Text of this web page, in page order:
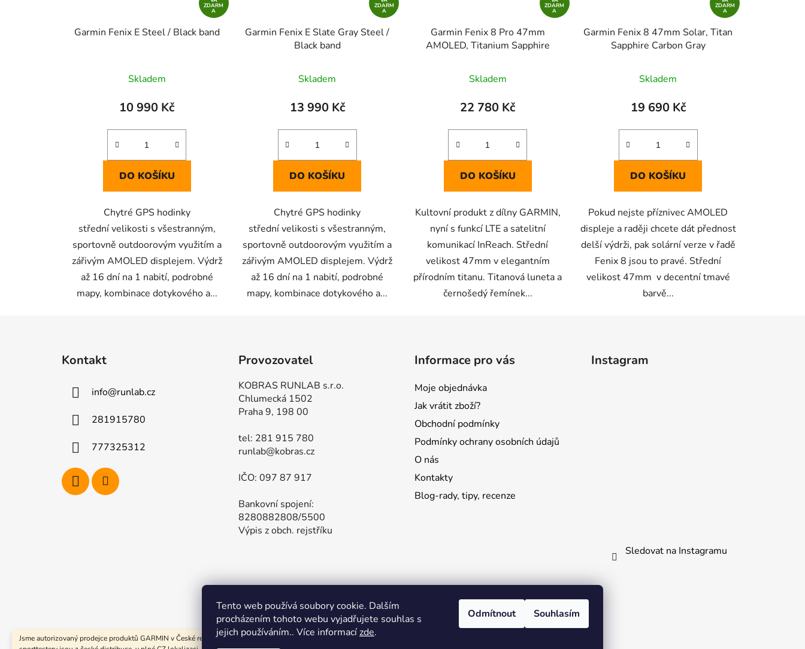
Tento web používá soubory cookie. Dalším
procházením tohoto webu vyjadřujete souhlas s
jejich používáním.. Více informacízde.
Odmítnout Souhlasím
Jsme autorizovaný prodejce produktů GARMIN v České republice. Všechny
ZDARM
A
Garmin Fenix E Steel / Black band
Skladem
10 990 Kč
DO KOŠÍKU
Chytré GPS hodinky
střední velikosti s všestranným,
sportovně outdoorovým využitím a
zářivým AMOLED displejem. Výdrž
až 16 dní na 1 nabití, podrobné
mapy, kombinace dotykového a...
ZDARM
A
Garmin Fenix E Slate Gray Steel /
Black band
Skladem
13 990 Kč
DO KOŠÍKU
Chytré GPS hodinky
střední velikosti s všestranným,
sportovně outdoorovým využitím a
zářivým AMOLED displejem. Výdrž
až 16 dní na 1 nabití, podrobné
mapy, kombinace dotykového a...
ZDARM
A
Garmin Fenix 8 Pro 47mm
AMOLED, Titanium Sapphire
Skladem
22 780 Kč
DO KOŠÍKU
Kultovní produkt z dílny GARMIN,
nyní s funkcí LTE a satelitní
komunikací InReach. Střední
velikost 47mm v elegantním
přírodním titanu. Titanová luneta a
černošedý řemínek...
ZDARM
A
Garmin Fenix 8 47mm Solar, Titan
Sapphire Carbon Gray
Skladem
19 690 Kč
DO KOŠÍKU
Pokud nejste příznivec AMOLED
displeje a raději chcete dát přednost
delší výdrži, pak solární verze v řadě
Fenix 8 jsou to pravé. Střední
velikost 47mm v decentní tmavé
barvě...
Kontakt
info@runlab.cz
281915780
777325312
Provozovatel
KOBRAS RUNLAB s.r.o.
Chlumecká 1502
Praha 9, 198 00
tel: 281 915 780
runlab@kobras.cz
IČO: 097 87 917
Bankovní spojení:
8280882808/5500
Výpis z obch. rejstříku
Informace pro vás
Moje objednávka
Jak vrátit zboží?
Obchodní podmínky
Podmínky ochrany osobních údajů
O nás
Kontakty
Blog-rady, tipy, recenze
Instagram
Sledovat na Instagramu
Kompletní nabídka produktů GARMIN na našem hlavním obchodě. Stačí kliknout.